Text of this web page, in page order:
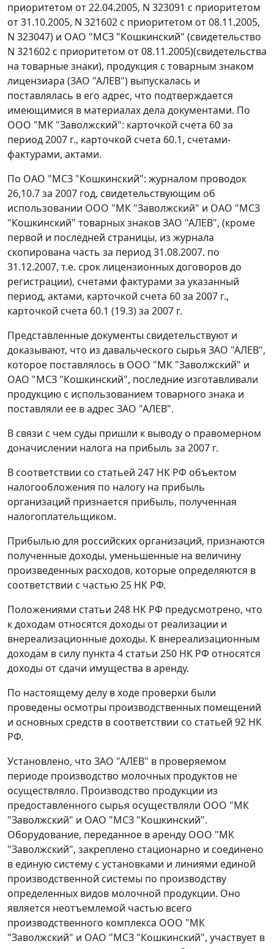
приоритетом от 22.04.2005, N 323091 с приоритетом
от 31.10.2005, N 321602 с приоритетом от 08.11.2005,
N 323047) и ОАО "МСЗ "Кошкинский" (свидетельство
N 321602 с приоритетом от 08.11.2005)(свидетельства
на товарные знаки), продукция с товарным знаком
лицензиара (ЗАО "АЛЕВ") выпускалась и
поставлялась в его адрес, что подтверждается
имеющимися в материалах дела документами. По
ООО "МК "Заволжский": карточкой счета 60 за
период 2007 г., карточкой счета 60.1, счетами-
фактурами, актами.
По ОАО "МСЗ "Кошкинский": журналом проводок
26,10.7 за 2007 год, свидетельствующим об
использовании ООО "МК "Заволжский" и ОАО "МСЗ
"Кошкинский" товарных знаков ЗАО "АЛЕВ", (кроме
первой и последней страницы, из журнала
скопирована часть за период 31.08.2007. по
31.12.2007, т.е. срок лицензионных договоров до
регистрации), счетами фактурами за указанный
период, актами, карточкой счета 60 за 2007 г.,
карточкой счета 60.1 (19.3) за 2007 г.
Представленные документы свидетельствуют и
доказывают, что из давальческого сырья ЗАО "АЛЕВ",
которое поставлялось в ООО "МК "Заволжский" и
ОАО "МСЗ "Кошкинский", последние изготавливали
продукцию с использованием товарного знака и
поставляли ее в адрес ЗАО "АЛЕВ".
В связи с чем суды пришли к выводу о правомерном
доначислении налога на прибыль за 2007 г.
В соответствии со статьей 247 НК РФ объектом
налогообложения по налогу на прибыль
организаций признается прибыль, полученная
налогоплательщиком.
Прибылью для российских организаций, признаются
полученные доходы, уменьшенные на величину
произведенных расходов, которые определяются в
соответствии с частью 25 НК РФ.
Положениями статьи 248 НК РФ предусмотрено, что
к доходам относятся доходы от реализации и
внереализационные доходы. К внереализационным
доходам в силу пункта 4 статьи 250 НК РФ относятся
доходы от сдачи имущества в аренду.
По настоящему делу в ходе проверки были
проведены осмотры производственных помещений
и основных средств в соответствии со статьей 92 НК
РФ.
Установлено, что ЗАО "АЛЕВ" в проверяемом
периоде производство молочных продуктов не
осуществляло. Производство продукции из
предоставленного сырья осуществляли ООО "МК
"Заволжский" и ОАО "МСЗ "Кошкинский".
Оборудование, переданное в аренду ООО "МК
"Заволжский", закреплено стационарно и соединено
в единую систему с установками и линиями единой
производственной системы по производству
определенных видов молочной продукции. Оно
является неотъемлемой частью всего
производственного комплекса ООО "МК
"Заволжский" и ОАО "МСЗ "Кошкинский", участвует в